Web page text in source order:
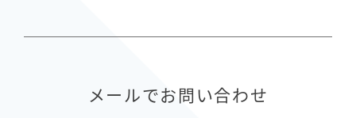
メールでお問い合わせ